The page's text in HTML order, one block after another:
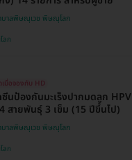
บาลพิษณุเวช พิษณุโลก
ลก
มื่อจองกับ HD
นป้องกันมะเร็งปากมดลูก HPV
สายพันธุ์ 3 เข็ม (15 ปีขึ้นไป)
บาลพิษณุเวช พิษณุโลก
ลก